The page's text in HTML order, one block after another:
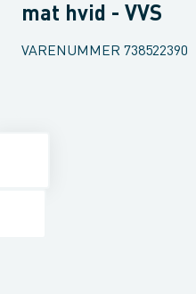
mat hvid - VVS
VARENUMMER 738522390